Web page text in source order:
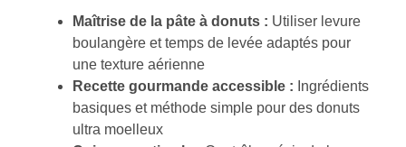
Maîtrise de la pâte à donuts : Utiliser levure
boulangère et temps de levée adaptés pour
une texture aérienne
Recette gourmande accessible : Ingrédients
basiques et méthode simple pour des donuts
ultra moelleux